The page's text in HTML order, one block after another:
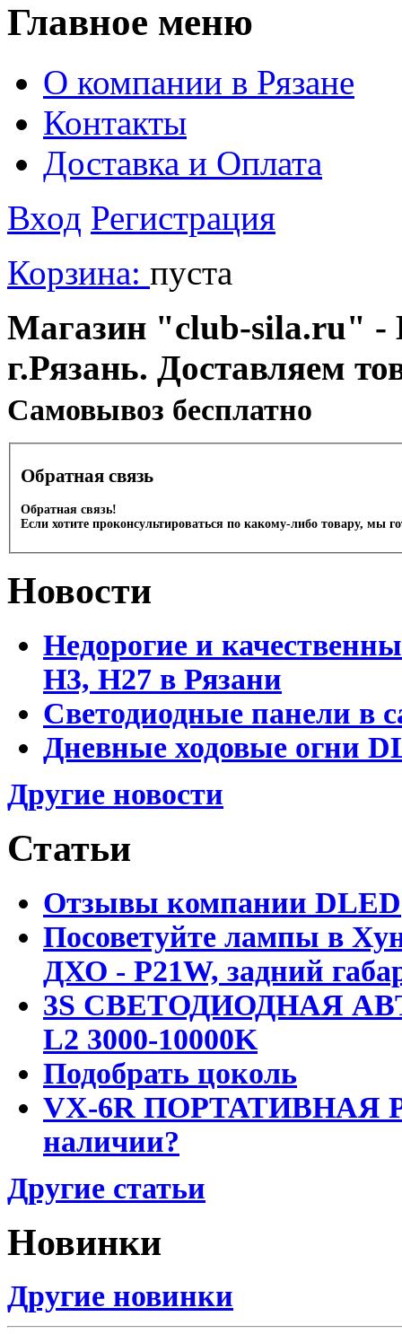
Главное меню
О компании в Рязане
Контакты
Доставка и Оплата
Вход Регистрация
Корзина: пуста
Магазин "club-sila.ru" -
г.Рязань. Доставляем
Cамовывоз бесплатно
Обратная связь
Обратная связь!
Если хотите проконсультироваться по какому-либо товару, мы
Новости
Недорогие и
Н3, Н27 в Рязани
Светодиодные панели в
Дневные ходовые огни
Другие новости
Статьи
Отзывы компании DLED
Посоветуйте лампы в
ДХО - P21W, задний
3S СВЕТОДИОДНАЯ
L2 3000-10000K
Подобрать цоколь
VX-6R ПОРТАТИВНАЯ
наличии?
Другие статьи
Новинки
Другие новинки